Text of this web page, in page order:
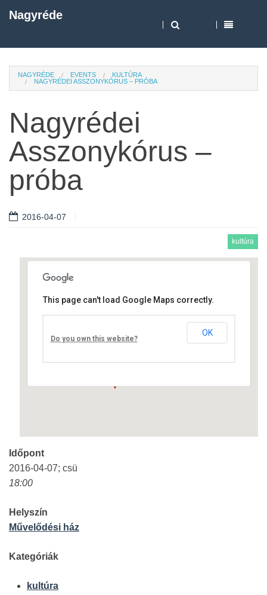
Nagyréde
NAGYRÉDE EVENTS
KULTÚRA
NAGYRÉDEI ASSZONYKÓRUS – PRÓBA
Nagyrédei
Asszonykórus –
próba
2016-04-07
kultúra
Művelődési ház
Fő út 8 - Nagyréde
This page can't load Google Maps correctly.
Do you own this website?
OK
Időpont
2016-04-07; csü
18:00
Helyszín
Művelődési ház
Kategóriák
kultúra